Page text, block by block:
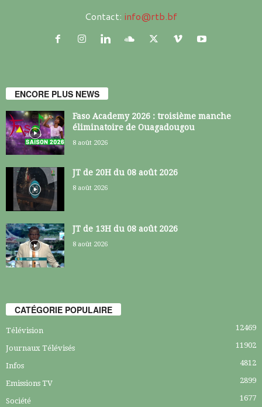
Contact: info@rtb.bf
ENCORE PLUS NEWS
Faso Academy 2026 : troisième manche
éliminatoire de Ouagadougou
8 août 2026
JT de 20H du 08 août 2026
8 août 2026
JT de 13H du 08 août 2026
8 août 2026
CATÉGORIE POPULAIRE
Télévision 12469
Journaux Télévisés 11902
Infos 4812
Emissions TV 2899
Société 1677